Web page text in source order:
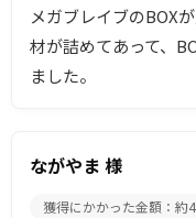
メガブレイブのBOX
材が詰めてあって、
ました。
ながやま 様
獲得にかかった金額：約